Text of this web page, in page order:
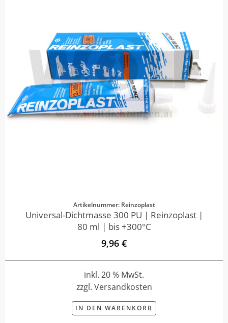
Artikelnummer: Reinzoplast
Universal-Dichtmasse 300 PU | Reinzoplast |
80 ml | bis +300°C
9,96 €
inkl. 20 % MwSt.
zzgl. Versandkosten
IN DEN WARENKORB